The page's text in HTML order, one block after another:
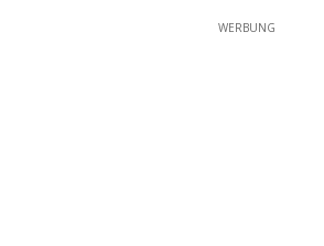
WERBUNG